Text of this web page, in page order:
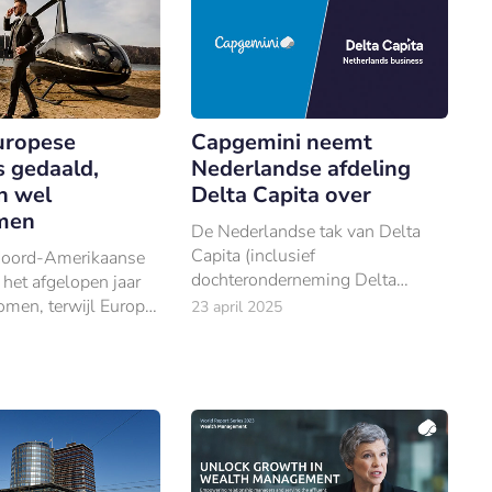
gedaald,
wel
Amerikaanse
afgelopen jaar
terwijl Europa
Oosten juist met
Capgemini neemt
Nederlandse afdeling
Delta Capita over
De Nederlandse tak van Delta
Capita (inclusief
dochteronderneming Delta
Capita Academy) is
23 april 2025